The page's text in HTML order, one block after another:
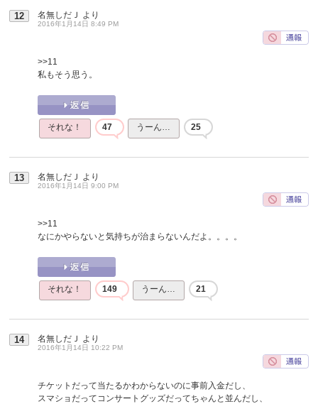
12 名無しだＪ より
2016年1月14日 8:49 PM
>>11
私もそう思う。
それな！ 47 うーん… 25
13 名無しだＪ より
2016年1月14日 9:00 PM
>>11
なにかやらないと気持ちが治まらないんだよ。。。。
それな！ 149 うーん… 21
14 名無しだＪ より
2016年1月14日 10:22 PM
チケットだって当たるかわからないのに事前入金だし、
スマショだってコンサートグッズだってちゃんと並んだし、